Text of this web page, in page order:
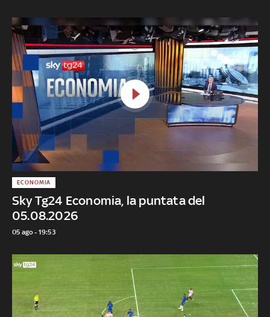
Sky Tg24 Economia, la puntata del
05.08.2026
ECONOMIA
05 ago - 19:53